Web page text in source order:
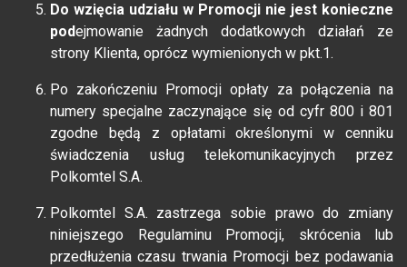
Do wzięcia udziału w Promocji nie jest konieczne
podejmowanie żadnych dodatkowych działań ze
strony Klienta, oprócz wymienionych w pkt.1.
Po zakończeniu Promocji opłaty za połączenia na
numery specjalne zaczynające się od cyfr 800 i 801
zgodne będą z opłatami określonymi w cenniku
świadczenia usług telekomunikacyjnych przez
Polkomtel S.A.
Polkomtel S.A. zastrzega sobie prawo do zmiany
niniejszego Regulaminu Promocji, skrócenia lub
przedłużenia czasu trwania Promocji bez podawania